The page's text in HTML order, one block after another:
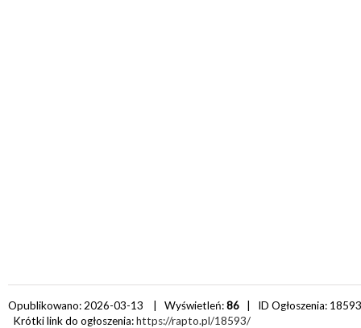
Opublikowano: 2026-03-13 | Wyświetleń:86 | ID Ogłoszenia: 18593
Krótki link do ogłoszenia:https://rapto.pl/18593/